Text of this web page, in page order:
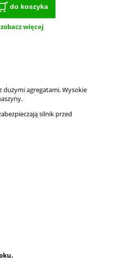
do koszyka
zobacz więcej
dużymi agregatami. Wysokie
silnik przed